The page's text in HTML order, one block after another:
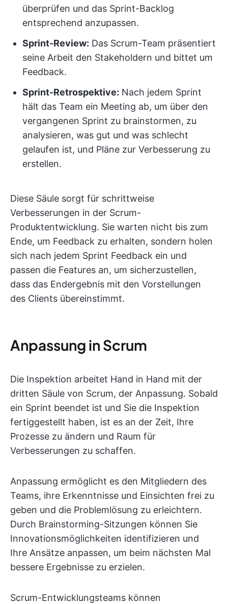
überprüfen und das Sprint-Backlog
entsprechend anzupassen.
Sprint-Review: Das Scrum-Team präsentiert
seine Arbeit den Stakeholdern und bittet um
Feedback.
Sprint-Retrospektive: Nach jedem Sprint
hält das Team ein Meeting ab, um über den
vergangenen Sprint zu brainstormen, zu
analysieren, was gut und was schlecht
gelaufen ist, und Pläne zur Verbesserung zu
erstellen.
Diese Säule sorgt für schrittweise
Verbesserungen in der Scrum-
Produktentwicklung. Sie warten nicht bis zum
Ende, um Feedback zu erhalten, sondern holen
sich nach jedem Sprint Feedback ein und
passen die Features an, um sicherzustellen,
dass das Endergebnis mit den Vorstellungen
des Clients übereinstimmt.
Anpassung in Scrum
Die Inspektion arbeitet Hand in Hand mit der
dritten Säule von Scrum, der Anpassung. Sobald
ein Sprint beendet ist und Sie die Inspektion
fertiggestellt haben, ist es an der Zeit, Ihre
Prozesse zu ändern und Raum für
Verbesserungen zu schaffen.
Anpassung ermöglicht es den Mitgliedern des
Teams, ihre Erkenntnisse und Einsichten frei zu
geben und die Problemlösung zu erleichtern.
Durch Brainstorming-Sitzungen können Sie
Innovationsmöglichkeiten identifizieren und
Ihre Ansätze anpassen, um beim nächsten Mal
bessere Ergebnisse zu erzielen.
Scrum-Entwicklungsteams können